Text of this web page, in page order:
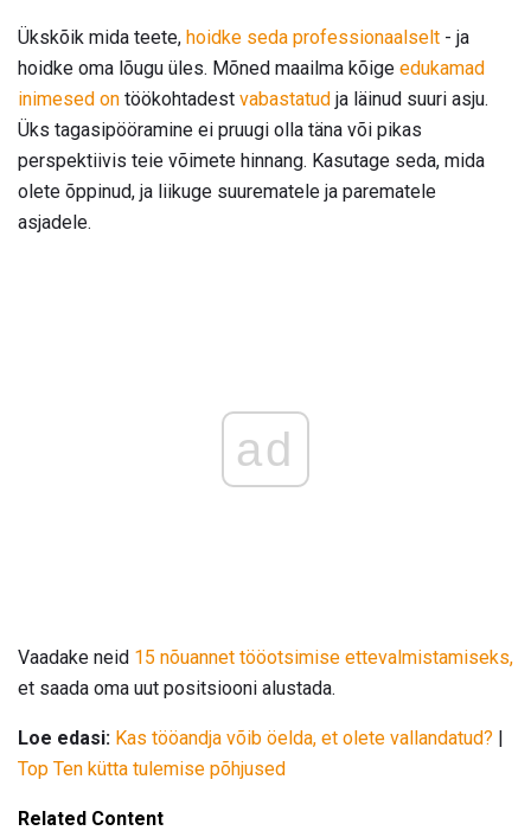
Ükskõik mida teete, hoidke seda professionaalselt - ja
hoidke oma lõugu üles. Mõned maailma kõige edukamad
inimesed on töökohtadest vabastatud ja läinud suuri asju.
Üks tagasipööramine ei pruugi olla täna või pikas
perspektiivis teie võimete hinnang. Kasutage seda, mida
olete õppinud, ja liikuge suurematele ja parematele
asjadele.
ad
Vaadake neid 15 nõuannet tööotsimise ettevalmistamiseks,
et saada oma uut positsiooni alustada.
Loe edasi: Kas tööandja võib öelda, et olete vallandatud? |
Top Ten kütta tulemise põhjused
Related Content